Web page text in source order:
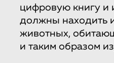
цифровую книгу и
должны находить
животных,
и таким образом